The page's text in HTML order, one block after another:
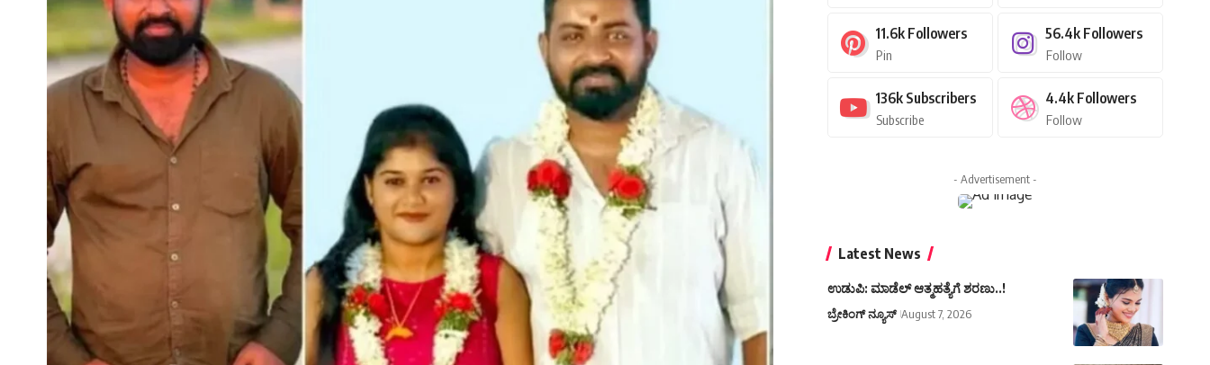
11.6k Followers
Pin
56.4k Followers
Follow
136k Subscribers
Subscribe
4.4k Followers
Follow
- Advertisement -
Latest News
ಉಡುಪಿ: ಮಾಡೆಲ್ ಆತ್ಮಹತ್ಯೆಗೆ ಶರಣು..!
ಬ್ರೇಕಿಂಗ್ ನ್ಯೂಸ್ August 7, 2026